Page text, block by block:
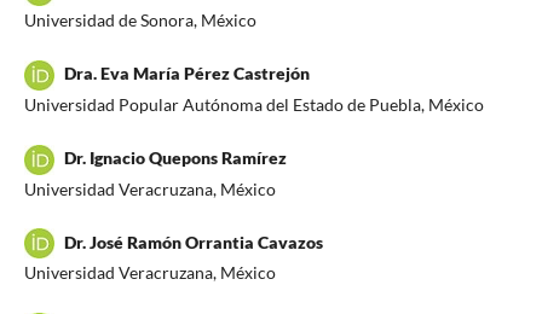
Universidad de Sonora, México
Dra. Eva María Pérez Castrejón
Universidad Popular Autónoma del Estado de Puebla, México
Dr. Ignacio Quepons Ramírez
Universidad Veracruzana, México
Dr. José Ramón Orrantia Cavazos
Universidad Veracruzana, México